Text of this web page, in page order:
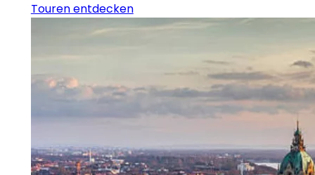
Touren entdecken